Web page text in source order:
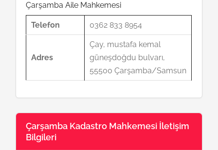
Çarşamba Aile Mahkemesi
Telefon 0362 833 8954
Adres
Çay, mustafa kemal
güneşdoğdu bulvarı,
55500 Çarşamba/Samsun
Çarşamba Kadastro Mahkemesi İletişim
Bilgileri